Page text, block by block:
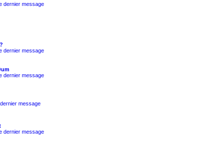
dernier message
dernier message
dernier message
message
dernier message